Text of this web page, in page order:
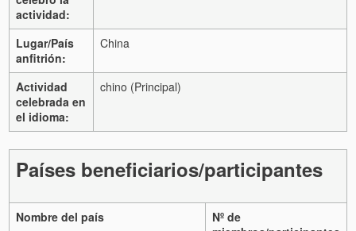
actividad:
Lugar/País
anfitrión:
China
Actividad
celebrada en
el idioma:
chino (Principal)
Países beneficiarios/participantes
Nombre del país
Nº de